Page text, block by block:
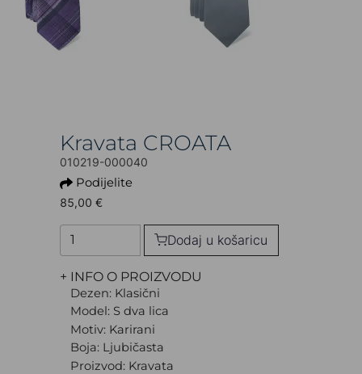
Kravata CROATA
010219-000040
Podijelite
85,00 €
Dodaj u košaricu
+ INFO O PROIZVODU
Dezen: Klasični
Model: S dva lica
Motiv: Karirani
Boja: Ljubičasta
Proizvod: Kravata